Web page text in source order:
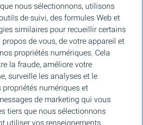
en gros de la Banque de Montréal, de BMO
de Bank of Montreal Europe Plc et de Bank of
les services de courtage auprès des clients
Markets Corp. (membre de laFINRAet de laSIPC
de Clearpool Execution Services, LLC
) aux États-Unis, ainsi que pour les services de
de BMO Nesbitt Burns Inc. (membre de
des investissements, et membre du
des épargnants) au Canada et en Asie, de Bank of
et réglementée par la Central Bank of Ireland) en
Limited (autorisée et réglementée par la
Royaume-Uni et en Australie, ainsi que pour les
de crédits carbone, de durabilité et
de Banque de Montréal, de BMO Radicle Inc., et
Ltd. (ACN 136 799 221 AFSL 430135) en
une marque de commerce déposée de BMO
nous sélectionnons, utilisons
de suivi, des formules Web et
similaires pour recueillir certains
de vous, de votre appareil et
propriétés numériques. Cela
la fraude, améliore votre
surveille les analyses et le
propriétés numériques et
de marketing qui vous
tiers que nous sélectionnons